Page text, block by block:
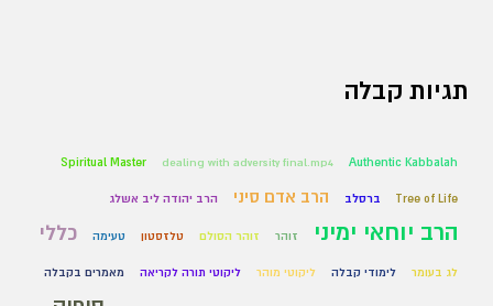
תגיות קבלה
Authentic Kabbalah
dealing with adversity final.mp4
Spiritual Master
Tree of Life ברסלב הרב אדם סיני הרב יהודה ליב אשלג
הרב יוחאי ימיני זוהר זוהר הסולם טלזסטון טעימה כללי
לג בעומר לימודי קבלה ליקוטי מוהר ליקוטי תורה לקריאה מאמרים בקבלה